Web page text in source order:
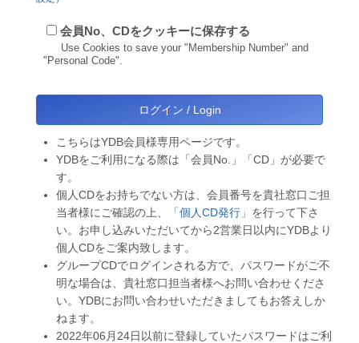
会員No、CDをクッキーに保存する
Use Cookies to save your "Membership Number" and
"Personal Code".
こちらはYDB会員様専用ページです。
YDBをご利用になる際は「会員No.」「CD」が必要で
す。
個人CDをお持ちでない方は、会員番号を貴社窓口ご担
当者様にご確認の上、
「個人CD発行」 を行って下さ
い。お申し込みいただいてから2営業日以内にYDBより
個人CDをご案内致します。
グループCDでログインされる方で、パスワードがご不
明な場合は、貴社窓口担当者様へお問い合わせくださ
い。YDBにお問い合わせいただきましてもお答えしか
ねます。
2022年06月24日以前に登録していたパスワードはご利